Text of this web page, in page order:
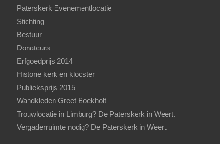
Paterskerk Evenementlocatie
Stichting
Bestuur
Donateurs
Erfgoedprijs 2014
Historie kerk en klooster
Publieksprijs 2015
Wandkleden Greet Boekholt
Trouwlocatie in Limburg? De Paterskerk in Weert.
Vergaderruimte nodig? De Paterskerk in Weert.